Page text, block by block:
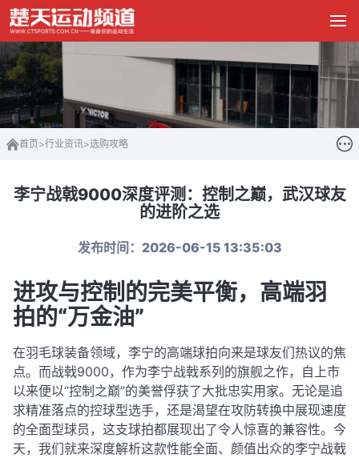
首页>行业资讯>选购攻略
李宁战戟9000深度评测：控制之巅，武汉球友
的进阶之选
发布时间：2026-06-15 13:35:03
进攻与控制的完美平衡，高端羽
拍的“万金油”
在羽毛球装备领域，李宁的高端球拍向来是球友们热议的焦
点。而战戟9000，作为李宁战戟系列的旗舰之作，自上市
以来便以“控制之巅”的美誉俘获了大批忠实用家。无论是追
求精准落点的控球型选手，还是渴望在攻防转换中展现速度
的全面型球员，这支球拍都展现出了令人惊喜的兼容性。今
天，我们就来深度解析这款性能全面、颜值出众的李宁战戟